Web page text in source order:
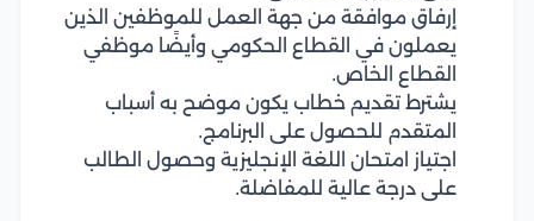
إرفاق موافقة من جهة العمل للموظفين الذين
يعملون في القطاع الحكومي وأيضًا موظفي
القطاع الخاص.
يشترط تقديم خطاب يكون موضح به أسباب
المتقدم للحصول على البرنامج.
اجتياز امتحان اللغة الإنجليزية وحصول الطالب
على درجة عالية للمفاضلة.